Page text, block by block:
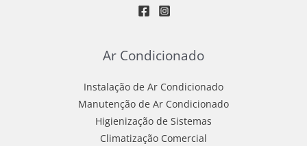
Ar Condicionado
Instalação de Ar Condicionado
Manutenção de Ar Condicionado
Higienização de Sistemas
Climatização Comercial